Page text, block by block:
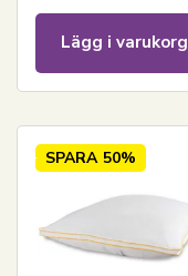
Lägg i varukorg
SPARA 50%